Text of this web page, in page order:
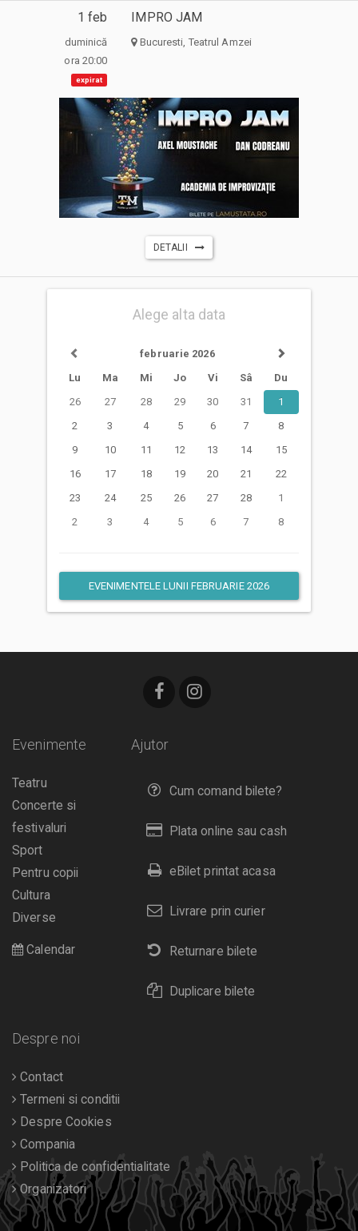
1 feb
duminică
ora 20:00
expirat
IMPRO JAM
Bucuresti, Teatrul Amzei
DETALII
Alege alta data
februarie 2026
Lu
Ma Mi Jo Vi Sâ
Du
26
27 28 29 30 31
1
2
3 4 5 6 7
8
9
10 11 12 13 14
15
16
17 18 19 20 21
22
23
24 25 26 27 28
1
2
3 4 5 6 7 8
EVENIMENTELE LUNII FEBRUARIE 2026
Ajutor
Cum comand bilete?
Plata online sau cash
eBilet printat acasa
Livrare prin curier
Returnare bilete
Duplicare bilete
Evenimente
Teatru
Concerte si
festivaluri
Sport
Pentru copii
Cultura
Diverse
Calendar
Despre noi
Contact
Termeni si conditii
Despre Cookies
Compania
Politica de confidentialitate
Organizatori